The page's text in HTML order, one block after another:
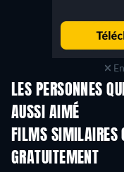
LES PERSONNES
AUSSI AIMÉ
FILMS SIMILAIRES
GRATUITEMENT